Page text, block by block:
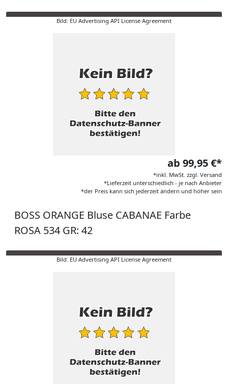
Bild: EU Advertising API License Agreement
ab 99,95 €*
*inkl. MwSt. zzgl. Versand
*Lieferzeit unterschiedlich - je nach Anbieter
*der Preis kann sich jederzeit ändern und höher sein
BOSS ORANGE Bluse CABANAE Farbe
ROSA 534 GR: 42
Bild: EU Advertising API License Agreement